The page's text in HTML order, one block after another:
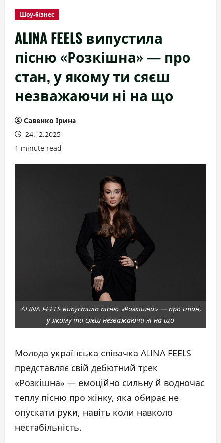
Шоу-бізнес
ALINA FEELS випустила
пісню «Розкішна» — про
стан, у якому ти сяєш
незважаючи ні на що
Савенко Ірина
24.12.2025
1 minute read
ALINA FEELS випустила пісню «Розкішна» — про стан,
у якому ти сяєш незважаючи ні на що
Молода українська співачка ALINA FEELS
представляє свій дебютний трек
«Розкішна» — емоційно сильну й водночас
теплу пісню про жінку, яка обирає не
опускати руки, навіть коли навколо
нестабільність.